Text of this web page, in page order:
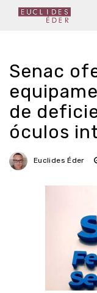
Senac
de
óculos
Euclides Éder